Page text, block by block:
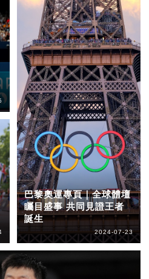
巴黎奧運專頁｜全球體壇
矚目盛事 共同見證王者
誕生
2024-07-23